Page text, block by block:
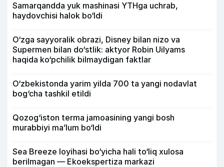
Samarqandda yuk mashinasi YTHga uchrab,
haydovchisi halok bo‘ldi
O‘zga sayyoralik obrazi, Disney bilan nizo va
Supermen bilan do‘stlik: aktyor Robin Uilyams
haqida ko‘pchilik bilmaydigan faktlar
O‘zbekistonda yarim yilda 700 ta yangi nodavlat
bog‘cha tashkil etildi
Qozog‘iston terma jamoasining yangi bosh
murabbiyi ma’lum bo‘ldi
Sea Breeze loyihasi bo‘yicha hali to‘liq xulosa
berilmagan — Ekoekspertiza markazi